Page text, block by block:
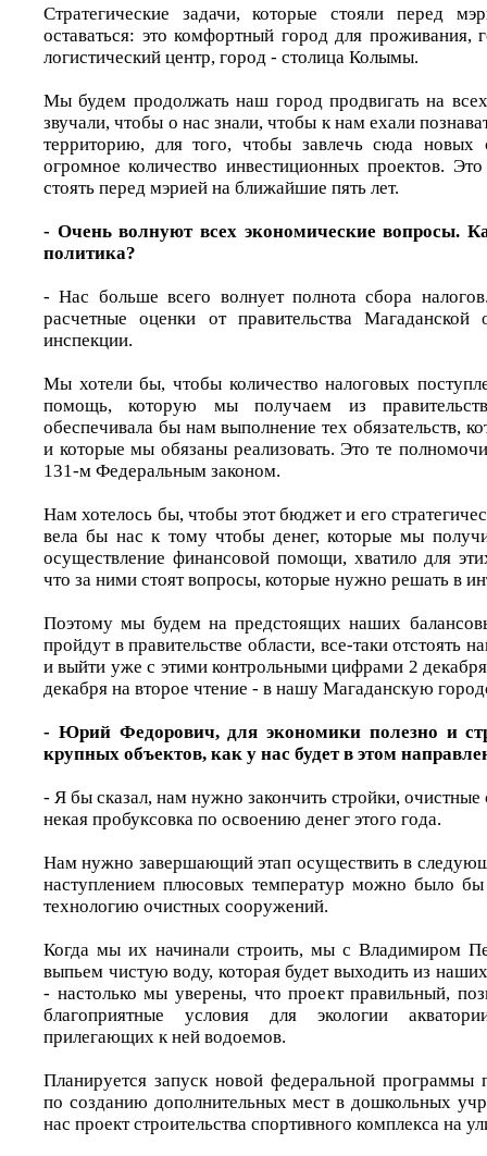
Стратегические задачи, которые стояли перед
оставаться: это комфортный город для проживания,
логистический центр, город - столица Колымы.
Мы будем продолжать наш город продвигать на
звучали, чтобы о нас знали, чтобы к нам ехали
территорию, для того, чтобы завлечь сюда новых
огромное количество инвестиционных проектов.
стоять перед мэрией на ближайшие пять лет.
- Очень волнуют всех экономические вопросы.
политика?
- Нас больше всего волнует полнота сбора
расчетные оценки от правительства Магаданской
инспекции.
Мы хотели бы, чтобы количество налоговых
помощь, которую мы получаем из
обеспечивала бы нам выполнение тех обязательств,
и которые мы обязаны реализовать. Это те
131-м Федеральным законом.
Нам хотелось бы, чтобы этот бюджет и его
вела бы нас к тому чтобы денег, которые мы
осуществление финансовой помощи, хватило для
что за ними стоят вопросы, которые нужно решать в
Поэтому мы будем на предстоящих наших
пройдут в правительстве области, все-таки отстоять
и выйти уже с этими контрольными цифрами 2
декабря на второе чтение - в нашу Магаданскую
- Юрий Федорович, для экономики полезно и
крупных объектов, как у нас будет в этом
- Я бы сказал, нам нужно закончить стройки,
некая пробуксовка по освоению денег этого года.
Нам нужно завершающий этап осуществить в
наступлением плюсовых температур можно было бы
технологию очистных сооружений.
Когда мы их начинали строить, мы с Владимиром
выпьем чистую воду, которая будет выходить из
- настолько мы уверены, что проект правильный,
благоприятные условия для экологии
прилегающих к ней водоемов.
Планируется запуск новой федеральной программы
по созданию дополнительных мест в дошкольных
нас проект строительства спортивного комплекса на